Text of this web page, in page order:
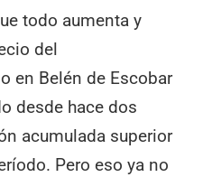
todo aumenta y
del
en Belén de Escobar
desde hace dos
acumulada superior
Pero eso ya no